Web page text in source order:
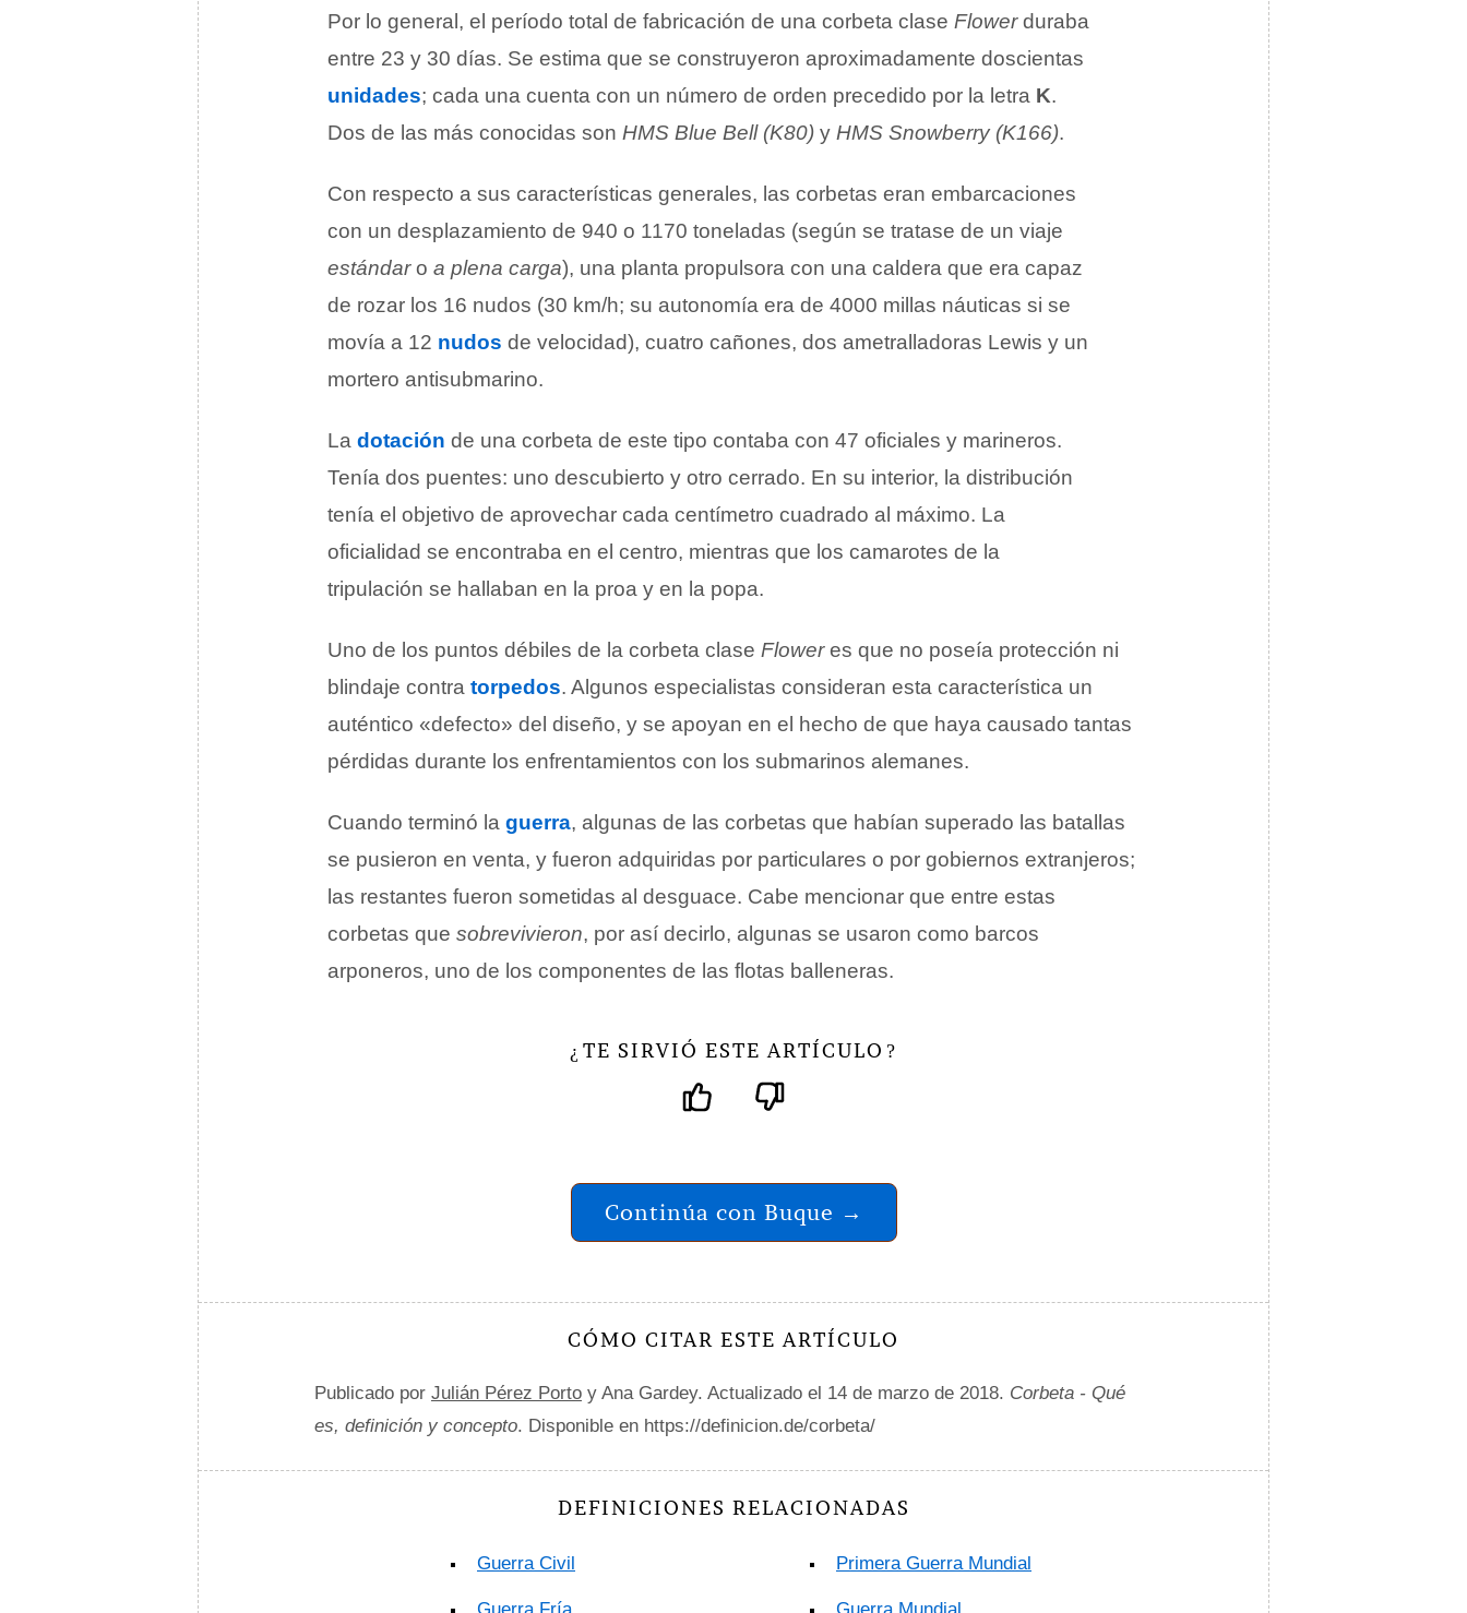
Por lo general, el período total de fabricación de una corbeta clase Flowerduraba
entre 23 y 30 días. Se estima que se construyeron aproximadamente doscientas
unidades; cada una cuenta con un número de orden precedido por la letra K.
Dos de las más conocidas son HMS Blue Bell (K80) y HMS Snowberry (K166).
Con respecto a sus características generales, las corbetas eran embarcaciones
con un desplazamiento de 940 o 1170 toneladas (según se tratase de un viaje
estándaro a plena carga), una planta propulsora con una caldera que era capaz
de rozar los 16 nudos (30 km/h; su autonomía era de 4000 millas náuticas si se
movía a 12 nudos de velocidad), cuatro cañones, dos ametralladoras Lewis y un
mortero antisubmarino.
La dotación de una corbeta de este tipo contaba con 47 oficiales y marineros.
Tenía dos puentes: uno descubierto y otro cerrado. En su interior, la distribución
tenía el objetivo de aprovechar cada centímetro cuadrado al máximo. La
oficialidad se encontraba en el centro, mientras que los camarotes de la
tripulación se hallaban en la proa y en la popa.
Uno de los puntos débiles de la corbeta clase Floweres que no poseía protección ni
blindaje contra torpedos. Algunos especialistas consideran esta característica un
auténtico «defecto» del diseño, y se apoyan en el hecho de que haya causado tantas
pérdidas durante los enfrentamientos con los submarinos alemanes.
Cuando terminó la guerra, algunas de las corbetas que habían superado las batallas
se pusieron en venta, y fueron adquiridas por particulares o por gobiernos extranjeros;
las restantes fueron sometidas al desguace. Cabe mencionar que entre estas
corbetas que sobrevivieron, por así decirlo, algunas se usaron como barcos
arponeros, uno de los componentes de las flotas balleneras.
¿ TE SIRVIÓ ESTE ARTÍCULO ?
Continúa con Buque →
CÓMO CITAR ESTE ARTÍCULO
Publicado por Julián Pérez Porto y Ana Gardey. Actualizado el 14 de marzo de 2018. Corbeta - Qué
es, definición y concepto. Disponible en https://definicion.de/corbeta/
DEFINICIONES RELACIONADAS
Guerra Civil Primera Guerra Mundial